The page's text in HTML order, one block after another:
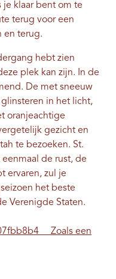
je klaar bent om te
terug voor een
en terug.
hebt zien
plek kan zijn. In de
De met sneeuw
in het licht,
oranjeachtige
gezicht en
te bezoeken. St.
eenmaal de rust, de
ervaren, zul je
het beste
Verenigde Staten.
Zoals een